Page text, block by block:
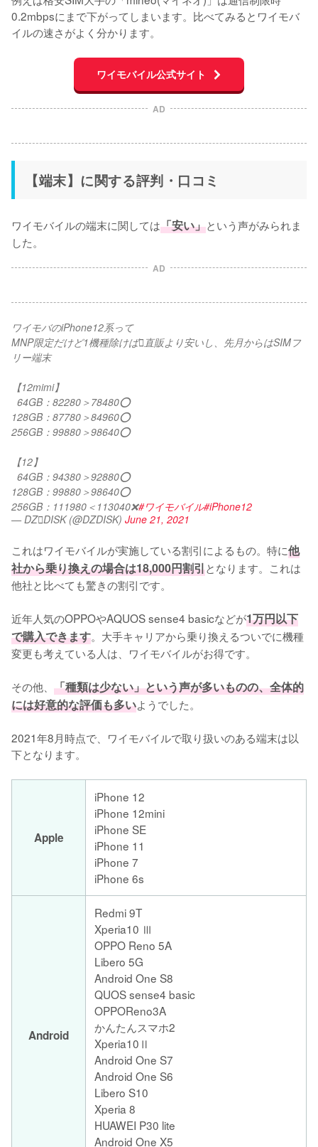
0.2mbpsにまで下がってしまいます。比べてみるとワイモバ
イルの速さがよく分かります。
ワイモバイル公式サイト
AD
【端末】に関する評判・口コミ
ワイモバイルの端末に関しては「安い」という声がみられま
した。
AD
ワイモバのiPhone12系って
MNP限定だけど1機種除けば直販より安いし、先月からはSIMフ
リー端末
【12mimi】
  64GB：82280＞78480⭕️
128GB：87780＞84960⭕️
256GB：99880＞98640⭕️
【12】
  64GB：94380＞92880⭕️
128GB：99880＞98640⭕️
256GB：111980＜113040❌#ワイモバイル#iPhone12
— DZDISK (@DZDISK) June 21, 2021
これはワイモバイルが実施している割引によるもの。特に他
社から乗り換えの場合は18,000円割引となります。これは
他社と比べても驚きの割引です。
近年人気のOPPOやAQUOS sense4 basicなどが1万円以下
で購入できます。大手キャリアから乗り換えるついでに機種
変更も考えている人は、ワイモバイルがお得です。
その他、 「種類は少ない」という声が多いものの、全体的
には好意的な評価も多いようでした。
2021年8月時点で、ワイモバイルで取り扱いのある端末は以
下となります。
Apple
iPhone 12
iPhone 12mini
iPhone SE
iPhone 11
iPhone 7
iPhone 6s
Android
Redmi 9T
Xperia10 Ⅲ
OPPO Reno 5A
Libero 5G
Android One S8
QUOS sense4 basic
OPPOReno3A
かんたんスマホ2
Xperia10Ⅱ
Android One S7
Android One S6
Libero S10
Xperia 8
HUAWEI P30 lite
Android One X5